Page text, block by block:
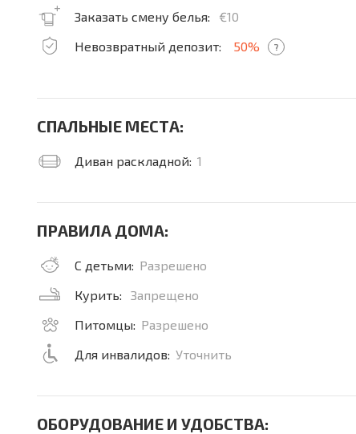
Заказать смену белья:
€10
Невозвратный депозит:
50% ?
СПАЛЬНЫЕ МЕСТА:
Диван раскладной: 1
ПРАВИЛА ДОМА:
С детьми: Разрешено
Курить:
Запрещено
Питомцы: Разрешено
Для инвалидов: Уточнить
ОБОРУДОВАНИЕ И УДОБСТВА: